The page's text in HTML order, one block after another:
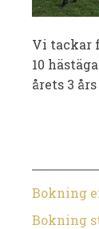
Vi tackar
10
årets 3
Bokning
Bokning